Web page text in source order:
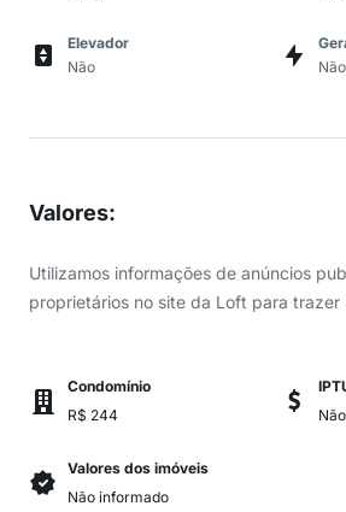
Elevador
Não
Não
Valores:
Utilizamos informações de anúncios
proprietários no site da Loft para trazer
Condomínio
R$ 244
Valores dos imóveis
Não informado